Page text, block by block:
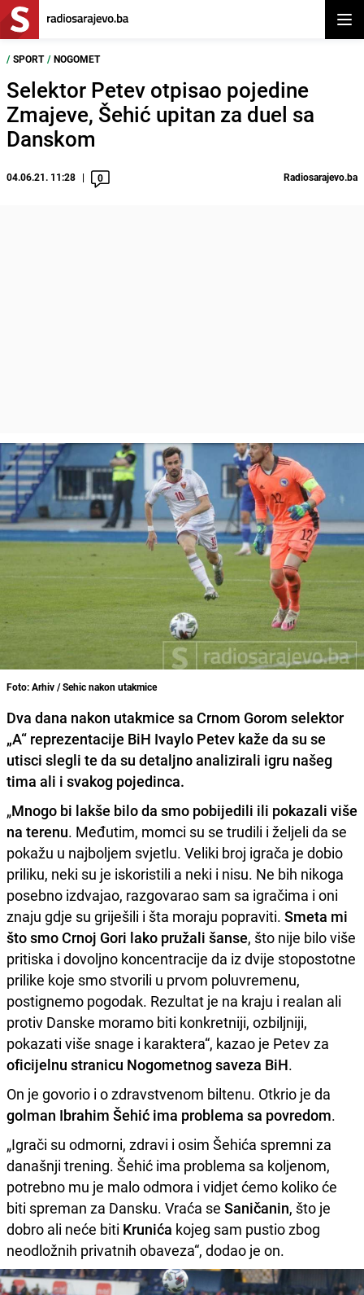
/ SPORT / NOGOMET
Selektor Petev otpisao pojedine
Zmajeve, Šehić upitan za duel sa
Danskom
04.06.21. 11:28 0 Radiosarajevo.ba
Foto: Arhiv / Sehic nakon utakmice
Dva dana nakon utakmice sa Crnom Gorom selektor
„A“ reprezentacije BiH Ivaylo Petev kaže da su se
utisci slegli te da su detaljno analizirali igru našeg
tima ali i svakog pojedinca.
„Mnogo bi lakše bilo da smo pobijedili ili pokazali više
na terenu. Međutim, momci su se trudili i željeli da se
pokažu u najboljem svjetlu. Veliki broj igrača je dobio
priliku, neki su je iskoristili a neki i nisu. Ne bih nikoga
posebno izdvajao, razgovarao sam sa igračima i oni
znaju gdje su griješili i šta moraju popraviti. Smeta mi
što smo Crnoj Gori lako pružali šanse, što nije bilo više
pritiska i dovoljno koncentracije da iz dvije stopostotne
prilike koje smo stvorili u prvom poluvremenu,
postignemo pogodak. Rezultat je na kraju i realan ali
protiv Danske moramo biti konkretniji, ozbiljniji,
pokazati više snage i karaktera“, kazao je Petev za
oficijelnu stranicu Nogometnog saveza BiH.
On je govorio i o zdravstvenom biltenu. Otkrio je da
golman Ibrahim Šehić ima problema sa povredom.
„Igrači su odmorni, zdravi i osim Šehića spremni za
današnji trening. Šehić ima problema sa koljenom,
potrebno mu je malo odmora i vidjet ćemo koliko će
biti spreman za Dansku. Vraća se Saničanin, što je
dobro ali neće biti Krunića kojeg sam pustio zbog
neodložnih privatnih obaveza“, dodao je on.